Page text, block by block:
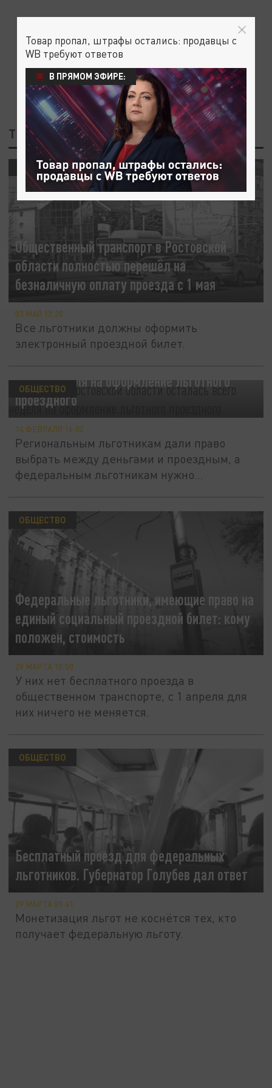
ТЕГ: ФЕДЕРАЛЬНЫЕ ЛЬГОТНИКИ
Общественный транспорт в Ростовской
области полностью перешёл на
безналичную оплату проезда с 1 мая
ОБЩЕСТВО
03 МАЯ 12:20
Все льготники должны оформить
электронный проездной билет.
всего неделя на оформление льготного
проездного
ОБЩЕСТВО
14 ФЕВРАЛЯ 16:02
Региональным льготникам дали право
выбрать между деньгами и проездным, а
федеральным льготникам нужно
Федеральные льготники, имеющие право на
единый социальный проездной билет: кому
положен, стоимость
ОБЩЕСТВО
29 МАРТА 10:50
У них нет бесплатного проезда в
общественном транспорте, с 1 апреля для
них ничего не меняется.
Бесплатный проезд для федеральных
льготников. Губернатор Голубев дал ответ
ОБЩЕСТВО
29 МАРТА 09:41
Монетизация льгот не коснётся тех, кто
получает федеральную льготу.
Товар пропал, штрафы остались: продавцы с
WB требуют ответов
В ПРЯМОМ ЭФИРЕ: